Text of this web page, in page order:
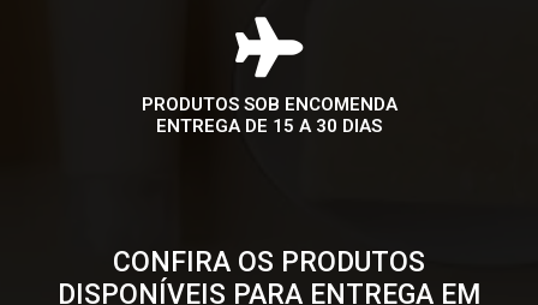
PRODUTOS SOB ENCOMENDA
ENTREGA DE 15 A 30 DIAS
CONFIRA OS PRODUTOS
DISPONÍVEIS PARA ENTREGA EM